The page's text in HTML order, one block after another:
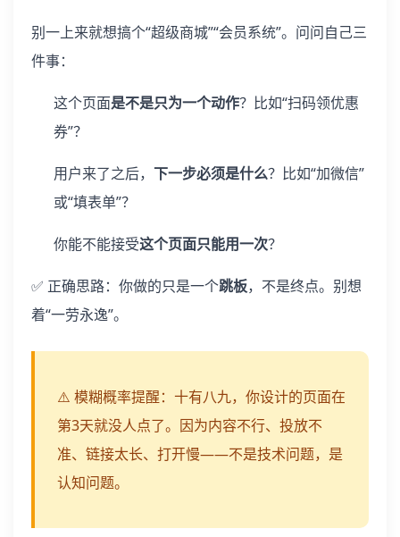
别一上来就想搞个“超级商城”“会员系统”。问问自己三
件事：
这个页面是不是只为一个动作？比如“扫码领优惠
券”？
用户来了之后， 下一步必须是什么？比如“加微信”
或“填表单”？
你能不能接受这个页面只能用一次？
✅ 正确思路：你做的只是一个跳板，不是终点。别想
着“一劳永逸”。
⚠️ 模糊概率提醒：十有八九，你设计的页面在
第3天就没人点了。因为内容不行、投放不
准、链接太长、打开慢——不是技术问题，是
认知问题。